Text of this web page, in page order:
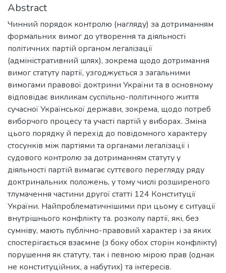
Abstract
Чинний порядок контролю (нагляду) за дотриманням
формальних вимог до утворення та діяльності
політичних партій органом легалізації
(адміністративний шлях), зокрема щодо дотримання
вимог статуту партії, узгоджується з загальними
вимогами правової доктрини України та в основному
відповідає викликам суспільно-політичного життя
сучасної Української держави, зокрема, щодо потреб
виборчого процесу та участі партій у виборах. Зміна
цього порядку й перехід до повідомного характеру
стосунків між партіями та органами легалізації і
судового контролю за дотриманням статуту у
діяльності партій вимагає суттєвого перегляду ряду
доктринальних положень, у тому числі розширеного
тлумачення частини другої статті 124 Конституції
України. Найпроблематичнішими при цьому є ситуації
внутрішнього конфлікту та. розколу партії, які, без
сумніву, мають публічно-правовий характер і за яких
спостерігається взаємне (з боку обох сторін конфлікту)
порушення як статуту, так і певною мірою прав (однак
не конституційних, а набутих) та інтересів.